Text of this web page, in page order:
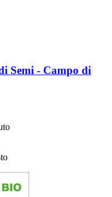
Semi -​ Campo di